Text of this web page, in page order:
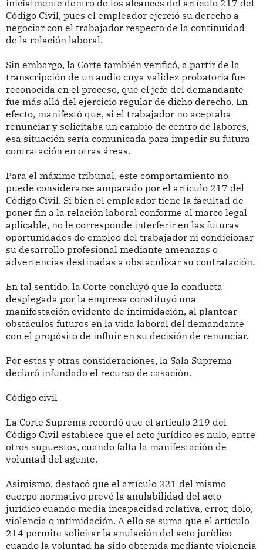
inicialmente dentro de los alcances del artículo 217 del
Código Civil, pues el empleador ejerció su derecho a
negociar con el trabajador respecto de la continuidad
de la relación laboral.
Sin embargo, la Corte también verificó, a partir de la
transcripción de un audio cuya validez probatoria fue
reconocida en el proceso, que el jefe del demandante
fue más allá del ejercicio regular de dicho derecho. En
efecto, manifestó que, si el trabajador no aceptaba
renunciar y solicitaba un cambio de centro de labores,
esa situación sería comunicada para impedir su futura
contratación en otras áreas.
Para el máximo tribunal, este comportamiento no
puede considerarse amparado por el artículo 217 del
Código Civil. Si bien el empleador tiene la facultad de
poner fin a la relación laboral conforme al marco legal
aplicable, no le corresponde interferir en las futuras
oportunidades de empleo del trabajador ni condicionar
su desarrollo profesional mediante amenazas o
advertencias destinadas a obstaculizar su contratación.
En tal sentido, la Corte concluyó que la conducta
desplegada por la empresa constituyó una
manifestación evidente de intimidación, al plantear
obstáculos futuros en la vida laboral del demandante
con el propósito de influir en su decisión de renunciar.
Por estas y otras consideraciones, la Sala Suprema
declaró infundado el recurso de casación.
Código civil
La Corte Suprema recordó que el artículo 219 del
Código Civil establece que el acto jurídico es nulo, entre
otros supuestos, cuando falta la manifestación de
voluntad del agente.
Asimismo, destacó que el artículo 221 del mismo
cuerpo normativo prevé la anulabilidad del acto
jurídico cuando media incapacidad relativa, error, dolo,
violencia o intimidación. A ello se suma que el artículo
214 permite solicitar la anulación del acto jurídico
cuando la voluntad ha sido obtenida mediante violencia